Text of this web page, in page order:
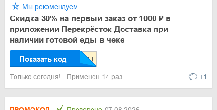
Мы рекомендуем
Скидка 30% на первый заказ от 1000 ₽ в
приложении Перекрёсток Доставка при
наличии готовой еды в чеке
Показать код
Только сегодня! Применен 14 раз +1